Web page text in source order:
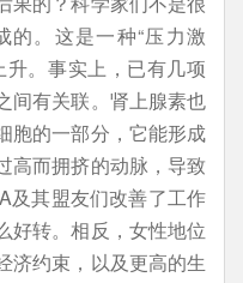
的。这是一种“压力激
。事实上，已有几项
间有关联。肾上腺素也
胞的一部分，它能形成
高而拥挤的动脉，导致
及其盟友们改善了工作
好转。相反，女性地位
济约束，以及更高的生